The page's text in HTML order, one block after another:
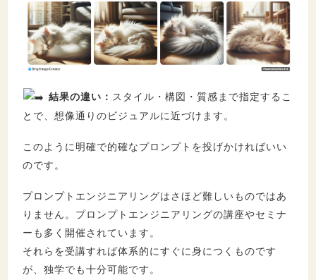
結果の違い： スタイル・構図・質感まで指定するこ
とで、想像通りのビジュアルに近づけます。
このように明確で的確なプロンプトを投げかければいい
のです。
プロンプトエンジニアリングはさほど難しいものではあ
りません。プロンプトエンジニアリングの講座やセミナ
ーも多く開催されています。
それらを受講すれば体系的にすぐに身につくものです
が、独学でも十分可能です。